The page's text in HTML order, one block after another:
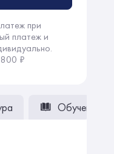
Обучение
при
платеж и
₽